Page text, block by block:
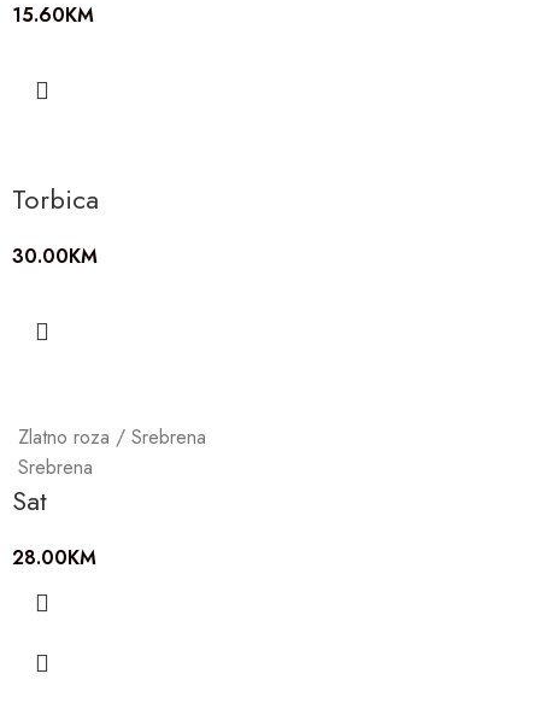
15.60KM
Torbica
30.00KM
Zlatno roza / Srebrena
Srebrena
Sat
28.00KM